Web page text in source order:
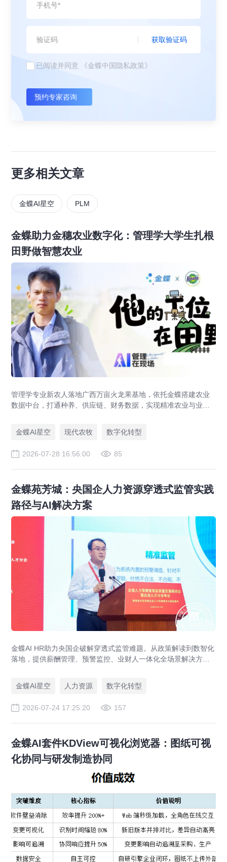
获取验证码
已阅读并同意 《金蝶中国隐私政策》
预约专家咨询
更多相关文章
金蝶AI星空 PLM
金蝶助力金穗农业数字化：管理学大学生扎根
田野做智慧农业
管理学专业新农人落地广西万亩火龙果基地，依托金蝶搭建农业
数据中台，打通种养、供应链、财务数据，实现精准农业与业财
金蝶AI星空
现代农牧 数字化转型
2026-07-28 16:56:00 85
金蝶苑芳城：央国企人力资源穿透式监管实践
路径与AI解决方案
金蝶AI HR助力央国企破解穿透式监管难题。从政策解读到数智化
落地，提供薪酬管理、预警监控、业财人一体化全场景解决方
金蝶AI星空
人力资源 数字化转型
2026-07-24 17:25:20 157
金蝶AI套件KDView可视化浏览器：图纸可视
化协同与研发制造协同